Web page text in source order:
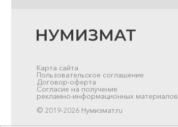
Карта сайта
Пользовательское соглашение
Договор-оферта
Согласие на получение
рекламно-информационных материалов
© 2019-2026 Нумизмат.ru